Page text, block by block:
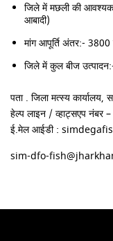
जिले में मछली की
आबादी)
मांग आपूर्ति अंतर:-
जिले में कुल बीज
पता . जिला मत्स्य कार्यालय,
हेल्प लाइन / व्हाट्सएप नंबर
ई.मेल आईडी :
sim-dfo-